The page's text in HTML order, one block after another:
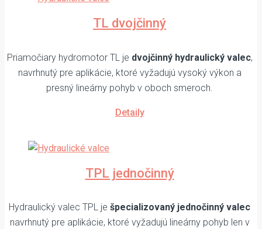
TL dvojčinný
Priamočiary hydromotor TL je dvojčinný hydraulický valec,
navrhnutý pre aplikácie, ktoré vyžadujú vysoký výkon a
presný lineárny pohyb v oboch smeroch.
Detaily
TPL jednočinný
Hydraulický valec TPL je špecializovaný jednočinný valec
navrhnutý pre aplikácie, ktoré vyžadujú lineárny pohyb len v